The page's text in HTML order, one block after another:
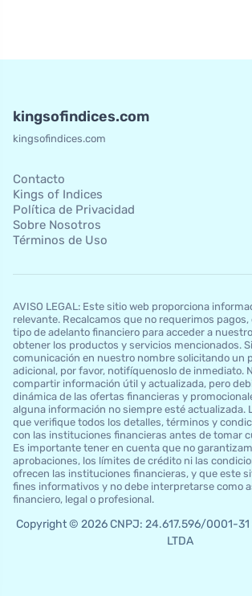
kingsofindices.com
kingsofindices.com
Contacto
Kings of Indices
Política de Privacidad
Sobre Nosotros
Términos de Uso
AVISO LEGAL: Este sitio web proporciona
relevante. Recalcamos que no requerimos
tipo de adelanto financiero para acceder a
obtener los productos y servicios mencionados.
comunicación en nuestro nombre solicitando un
adicional, por favor, notifíquenoslo de inmediato.
compartir información útil y actualizada, pero
dinámica de las ofertas financieras y
alguna información no siempre esté actualizada.
que verifique todos los detalles, términos y
con las instituciones financieras antes de tomar
Es importante tener en cuenta que no
aprobaciones, los límites de crédito ni las
ofrecen las instituciones financieras, y que este
fines informativos y no debe interpretarse como
financiero, legal o profesional.
Copyright © 2026 CNPJ: 24.617.596/0001-31
LTDA